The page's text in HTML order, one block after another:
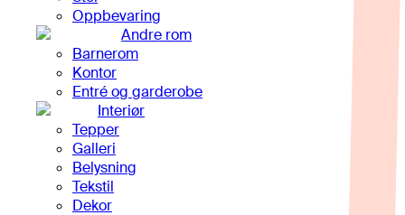
Oppbevaring
Andre rom
Barnerom
Kontor
Entré og garderobe
Interiør
Tepper
Galleri
Belysning
Tekstil
Dekor